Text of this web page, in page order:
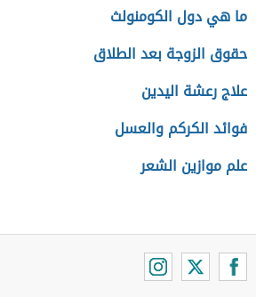
ما هي دول الكومنولث
حقوق الزوجة بعد الطلاق
علاج رعشة اليدين
فوائد الكركم والعسل
علم موازين الشعر